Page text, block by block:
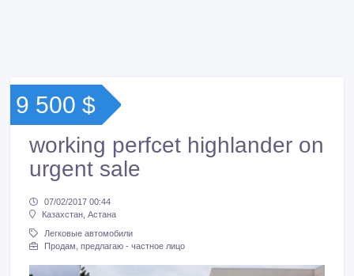
9 500 $
working perfcet highlander on
urgent sale
07/02/2017 00:44
Казахстан, Астана
Легковые автомобили
Продам, предлагаю - частное лицо